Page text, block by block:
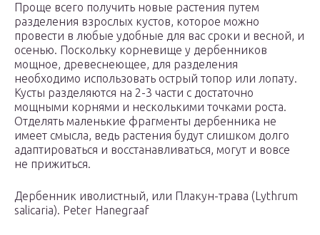
Проще всего получить новые растения путем
разделения взрослых кустов, которое можно
провести в любые удобные для вас сроки и весной, и
осенью. Поскольку корневище у дербенников
мощное, древеснеющее, для разделения
необходимо использовать острый топор или лопату.
Кусты разделяются на 2-3 части с достаточно
мощными корнями и несколькими точками роста.
Отделять маленькие фрагменты дербенника не
имеет смысла, ведь растения будут слишком долго
адаптироваться и восстанавливаться, могут и вовсе
не прижиться.
Дербенник иволистный, или Плакун-трава (Lythrum
salicaria). Peter Hanegraaf